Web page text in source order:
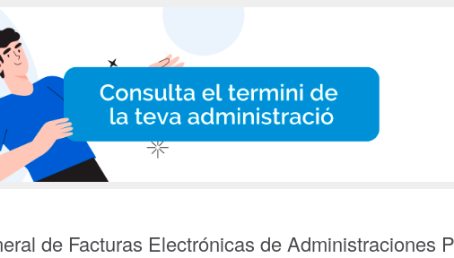
de Facturas Electrónicas de Administraciones